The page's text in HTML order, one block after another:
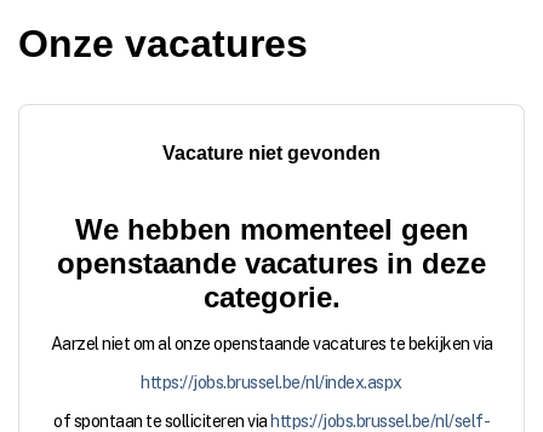
Onze vacatures
Vacature niet gevonden
We hebben momenteel geen
openstaande vacatures in deze
categorie.
Aarzel niet om al onze openstaande vacatures te bekijken via
https://jobs.brussel.be/nl/index.aspx
of spontaan te solliciteren via https://jobs.brussel.be/nl/self-